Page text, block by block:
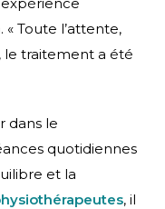
Toute l’attente,
le traitement a été
dans le
quotidiennes
et la
, il